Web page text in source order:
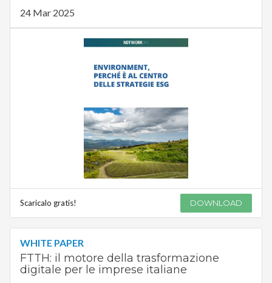
24 Mar 2025
Scaricalo gratis! DOWNLOAD
WHITE PAPER
FTTH: il motore della trasformazione
digitale per le imprese italiane